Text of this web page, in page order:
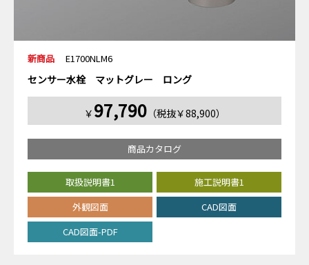
新商品 E1700NLM6
センサー水栓 マットグレー ロング
￥ 97,790（税抜￥88,900）
商品カタログ
取扱説明書1
施工説明書1
外観図面
CAD図面
CAD図面-PDF